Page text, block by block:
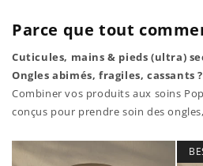
Parce que tout
Cuticules, mains & pieds (ultra)
Ongles abimés, fragiles, cassants ?
Combiner vos produits aux soins
conçus pour prendre soin des